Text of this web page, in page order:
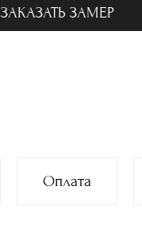
ЗАКАЗАТЬ ЗАМЕР
Оплата